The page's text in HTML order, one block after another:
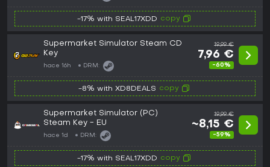
-17% with SEAL17XDD copy
Supermarket Simulator Steam CD
Key
hace 16h DRM:
19,99 €
7,96 €
-60%
-8% with XD8DEALS copy
Supermarket Simulator (PC)
Steam Key - EU
hace 1d DRM:
19,99 €
~8,15 €
-59%
-17% with SEAL17XDD copy